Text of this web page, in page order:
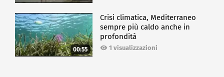
00:55
Crisi climatica, Mediterraneo
sempre più caldo anche in
profondità
1 visualizzazioni